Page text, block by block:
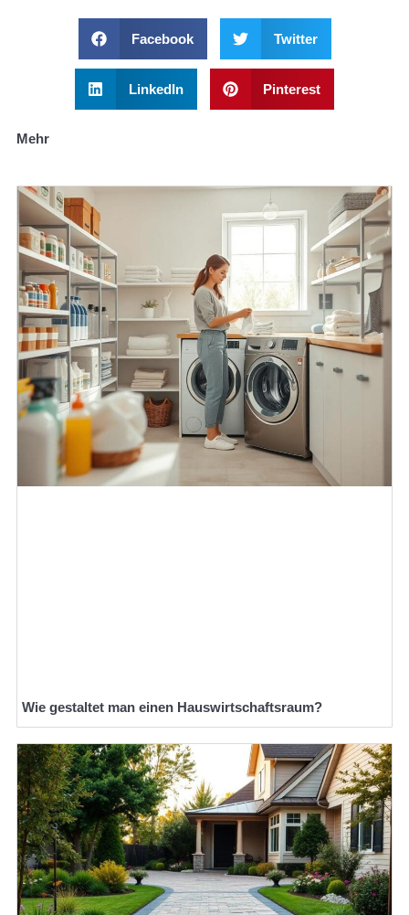
Facebook Twitter
LinkedIn Pinterest
Mehr
Wie gestaltet man einen Hauswirtschaftsraum?